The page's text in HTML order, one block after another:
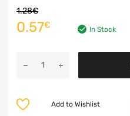
1.28€
0.57€ In Stock
Add to Wishlist